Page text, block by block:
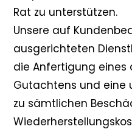
Rat zu unterstützen.
Unsere auf
ausgerichteten
die Anfertigung eines
Gutachtens und eine
zu sämtlichen